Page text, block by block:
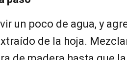
un poco de agua, y
de la hoja.